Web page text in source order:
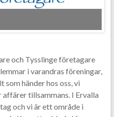
och Tysslinge företagare
i varandras föreningar,
som händer hos oss, vi
tillsammans. I Ervalla
och vi är ett område i